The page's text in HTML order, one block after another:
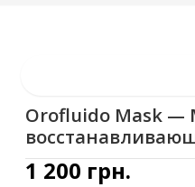
Orofluido Mask —
1 200 грн.